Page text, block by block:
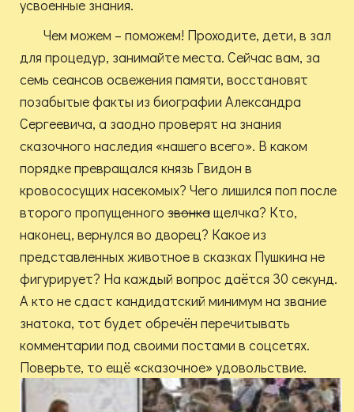
усвоенные знания.
Чем можем – поможем! Проходите, дети, в зал
для процедур, занимайте места. Сейчас вам, за
семь сеансов освежения памяти, восстановят
позабытые факты из биографии Александра
Сергеевича, а заодно проверят на знания
сказочного наследия «нашего всего». В каком
порядке превращался князь Гвидон в
кровососущих насекомых? Чего лишился поп после
второго пропущенного звонкащелчка? Кто,
наконец, вернулся во дворец? Какое из
представленных животное в сказках Пушкина не
фигурирует? На каждый вопрос даётся 30 секунд.
А кто не сдаст кандидатский минимум на звание
знатока, тот будет обречён перечитывать
комментарии под своими постами в соцсетях.
Поверьте, то ещё «сказочное» удовольствие.